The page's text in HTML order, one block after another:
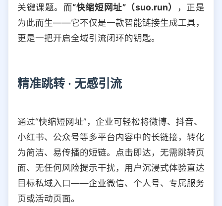
关键课题。而“快缩短网址”（suo.run）
，正是
为此而生——它不仅是一款智能链接生成工具，
更是一把开启全域引流闭环的钥匙。
精准跳转 · 无感引流
通过“快缩短网址”，企业可轻松将微博、抖音、
小红书、公众号等多平台内容中的长链接，转化
为简洁、易传播的短链。点击即达，无需跳转页
面、无任何风险提示干扰，用户沉浸式体验直达
目标私域入口——企业微信、个人号、专属服务
页或活动页面。